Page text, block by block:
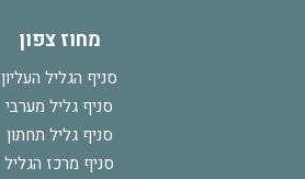
מחוז צפון
סניף הגליל העליון
סניף גליל מערבי
סניף גליל תחתון
סניף מרכז הגליל